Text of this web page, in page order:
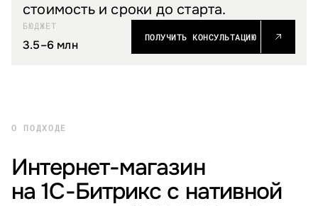
стоимость и сроки до старта.
БЮДЖЕТ
3.5–6 млн
ПОЛУЧИТЬ КОНСУЛЬТАЦИЮ
О ПОДХОДЕ
Интернет-магазин
на 1С-Битрикс с нативной